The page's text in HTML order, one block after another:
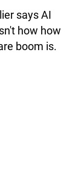
says AI
how how
boom is.